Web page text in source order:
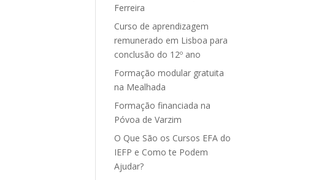
Ferreira
Curso de aprendizagem
remunerado em Lisboa para
conclusão do 12º ano
Formação modular gratuita
na Mealhada
Formação financiada na
Póvoa de Varzim
O Que São os Cursos EFA do
IEFP e Como te Podem
Ajudar?